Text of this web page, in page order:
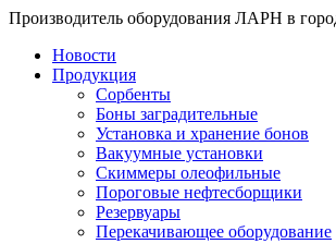
Производитель оборудования ЛАРН в
Новости
Продукция
Сорбенты
Боны заградительные
Установка и хранение бонов
Вакуумные установки
Скиммеры олеофильные
Пороговые нефтесборщики
Резервуары
Перекачивающее оборудование